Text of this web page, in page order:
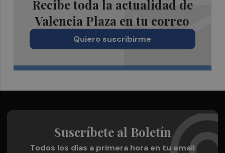
Recibe toda la actualidad de
Valencia Plaza en tu correo
Quiero suscribirme
Suscríbete al Boletín
Todos los días a primera hora en tu email